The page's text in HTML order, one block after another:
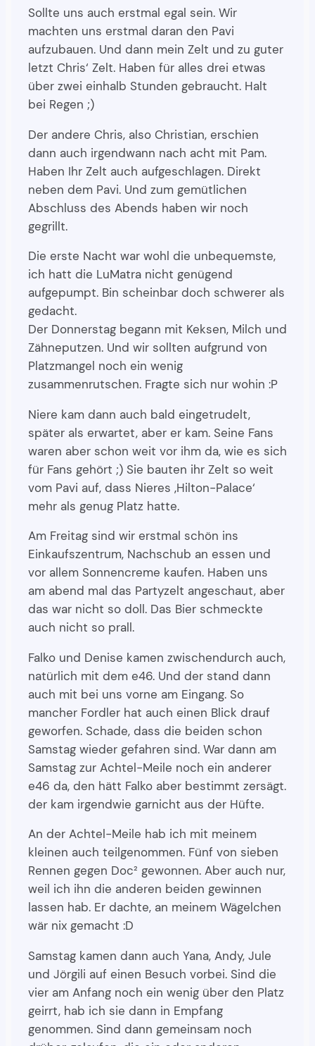
Sollte uns auch erstmal egal sein. Wir
machten uns erstmal daran den Pavi
aufzubauen. Und dann mein Zelt und zu guter
letzt Chris‘ Zelt. Haben für alles drei etwas
über zwei einhalb Stunden gebraucht. Halt
bei Regen ;)
Der andere Chris, also Christian, erschien
dann auch irgendwann nach acht mit Pam.
Haben Ihr Zelt auch aufgeschlagen. Direkt
neben dem Pavi. Und zum gemütlichen
Abschluss des Abends haben wir noch
gegrillt.
Die erste Nacht war wohl die unbequemste,
ich hatt die LuMatra nicht genügend
aufgepumpt. Bin scheinbar doch schwerer als
gedacht.
Der Donnerstag begann mit Keksen, Milch und
Zähneputzen. Und wir sollten aufgrund von
Platzmangel noch ein wenig
zusammenrutschen. Fragte sich nur wohin :P
Niere kam dann auch bald eingetrudelt,
später als erwartet, aber er kam. Seine Fans
waren aber schon weit vor ihm da, wie es sich
für Fans gehört ;) Sie bauten ihr Zelt so weit
vom Pavi auf, dass Nieres ‚Hilton-Palace‘
mehr als genug Platz hatte.
Am Freitag sind wir erstmal schön ins
Einkaufszentrum, Nachschub an essen und
vor allem Sonnencreme kaufen. Haben uns
am abend mal das Partyzelt angeschaut, aber
das war nicht so doll. Das Bier schmeckte
auch nicht so prall.
Falko und Denise kamen zwischendurch auch,
natürlich mit dem e46. Und der stand dann
auch mit bei uns vorne am Eingang. So
mancher Fordler hat auch einen Blick drauf
geworfen. Schade, dass die beiden schon
Samstag wieder gefahren sind. War dann am
Samstag zur Achtel-Meile noch ein anderer
e46 da, den hätt Falko aber bestimmt zersägt.
der kam irgendwie garnicht aus der Hüfte.
An der Achtel-Meile hab ich mit meinem
kleinen auch teilgenommen. Fünf von sieben
Rennen gegen Doc² gewonnen. Aber auch nur,
weil ich ihn die anderen beiden gewinnen
lassen hab. Er dachte, an meinem Wägelchen
wär nix gemacht :D
Samstag kamen dann auch Yana, Andy, Jule
und Jörgili auf einen Besuch vorbei. Sind die
vier am Anfang noch ein wenig über den Platz
geirrt, hab ich sie dann in Empfang
genommen. Sind dann gemeinsam noch